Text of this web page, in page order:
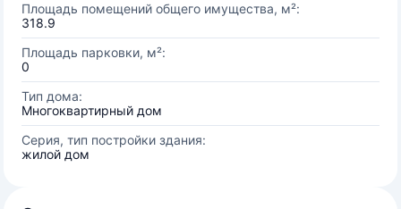
Площадь помещений общего имущества, м²:
318.9
Площадь парковки, м²:
0
Тип дома:
Многоквартирный дом
Серия, тип постройки здания:
жилой дом